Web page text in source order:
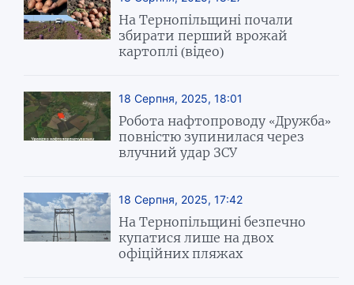
На Тернопільщині почали
збирати перший врожай
картоплі (відео)
18 Серпня, 2025, 18:01
Робота нафтопроводу «Дружба»
повністю зупинилася через
влучний удар ЗСУ
18 Серпня, 2025, 17:42
На Тернопільщині безпечно
купатися лише на двох
офіційних пляжах